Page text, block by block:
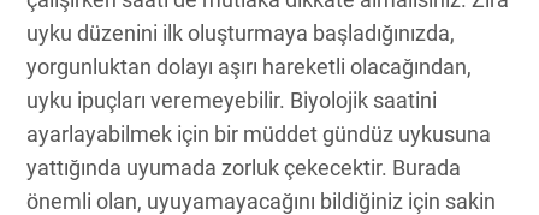
uyku düzenini ilk oluşturmaya başladığınızda,
yorgunluktan dolayı aşırı hareketli olacağından,
uyku ipuçları veremeyebilir. Biyolojik saatini
ayarlayabilmek için bir müddet gündüz uykusuna
yattığında uyumada zorluk çekecektir. Burada
önemli olan, uyuyamayacağını bildiğiniz için sakin